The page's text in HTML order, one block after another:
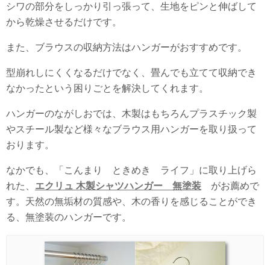
シワの部分をしっかり引っ張って、生地をピンと伸ばして
から乾燥させるだけです。
また、ブラウスの収納方法はハンガーがおすすめです。
型崩れしにくくなるだけでなく、畳んでも立てて収納でき
なかったという困りごとを解決してくれます。
ハンガーのながしおでは、木製はもちろんプラスチック製
やスチール製など様々なブラウス用ハンガーを取り扱って
おります。
なかでも、「こんまり ときめき ライフ」に取り上げら
れた、 エクリュ 木製シャツハンガー 無塗装 がお薦めで
す。天然の無垢材の質感や、木の香りを感じることができ
る、無塗装のハンガーです。